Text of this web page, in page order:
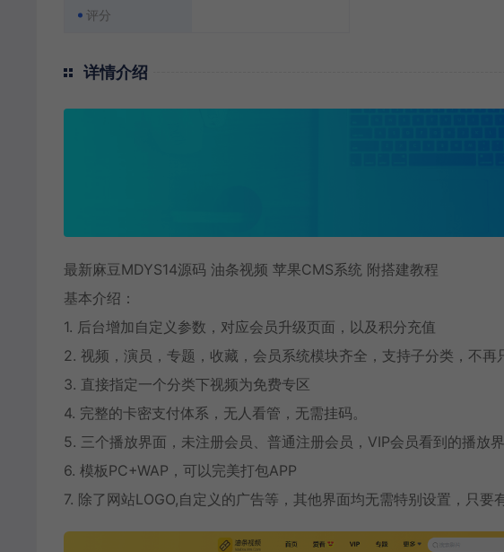
评分
详情介绍
最新麻豆MDYS14源码 油条视频 苹果CMS系统 附搭建教程
基本介绍：
1. 后台增加自定义参数，对应会员升级页面，以及积分充值
2. 视频，演员，专题，收藏，会员系统模块齐全，支持子分类，不再
3. 直接指定一个分类下视频为免费专区
4. 完整的卡密支付体系，无人看管，无需挂码。
5. 三个播放界面，未注册会员、普通注册会员，VIP会员看到的播放
6. 模板PC+WAP，可以完美打包APP
7. 除了网站LOGO,自定义的广告等，其他界面均无需特别设置，只要